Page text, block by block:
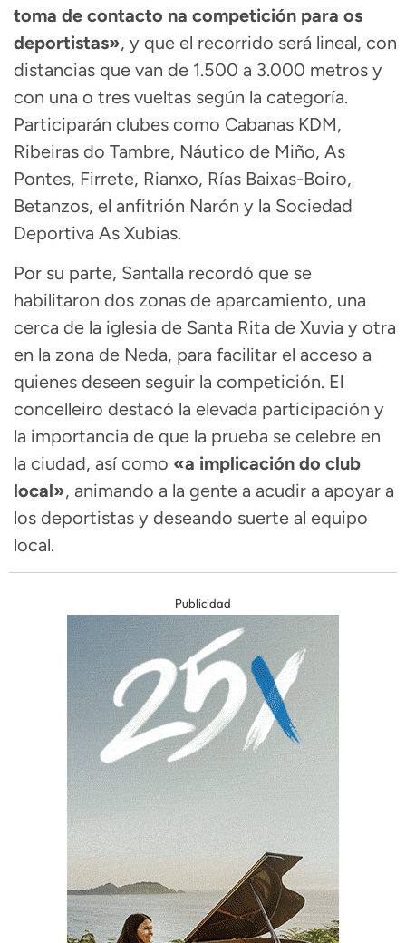
toma de contacto na competición para os
deportistas», y que el recorrido será lineal, con
distancias que van de 1.500 a 3.000 metros y
con una o tres vueltas según la categoría.
Participarán clubes como Cabanas KDM,
Ribeiras do Tambre, Náutico de Miño, As
Pontes, Firrete, Rianxo, Rías Baixas-Boiro,
Betanzos, el anfitrión Narón y la Sociedad
Deportiva As Xubias.
Por su parte, Santalla recordó que se
habilitaron dos zonas de aparcamiento, una
cerca de la iglesia de Santa Rita de Xuvia y otra
en la zona de Neda, para facilitar el acceso a
quienes deseen seguir la competición. El
concelleiro destacó la elevada participación y
la importancia de que la prueba se celebre en
la ciudad, así como «a implicación do club
local», animando a la gente a acudir a apoyar a
los deportistas y deseando suerte al equipo
local.
Publicidad